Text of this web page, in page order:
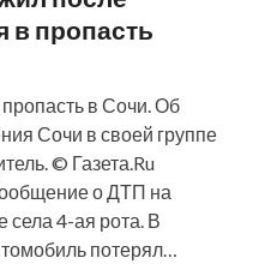
в пропасть
в Сочи. Об
Сочи в своей группе
© Газета.Ru
о ДТП на
села 4-ая рота. В
потерял…